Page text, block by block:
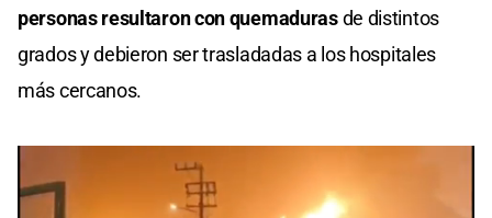
personas resultaron con quemadurasde distintos
grados y debieron ser trasladadas a los hospitales
más cercanos.